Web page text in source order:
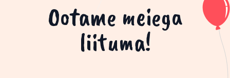
Ootame meiega
liituma!